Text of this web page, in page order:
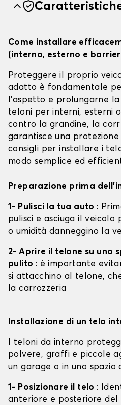
Come installare
(interno, esterno e
Proteggere il proprio
adatto è fondamentale
l'aspetto e prolungarne
teloni per interni, esterni
contro la grandine, la
garantisce una
consigli per installare i
modo semplice ed
Preparazione prima
1- Pulisci la tua auto:
pulisci e asciuga il
o umidità danneggino la
2- Aprire il telone su uno
pulito : è importante
si attacchino al telone,
la carrozzeria
Installazione di un telo
I teloni da interno
polvere, graffi e piccole
un garage o in uno spazio
1- Posizionare il telo:
anteriore e posteriore del